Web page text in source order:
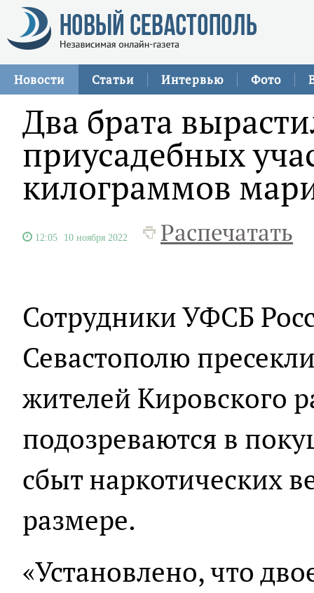
Новости Статьи Интервью Фото
Два брата
приусадебных
килограммов
12:05 10 ноября 2022 Распечатать
Сотрудники УФСБ
Севастополю
жителей Кировского
подозреваются в
сбыт наркотических
размере.
«Установлено, что